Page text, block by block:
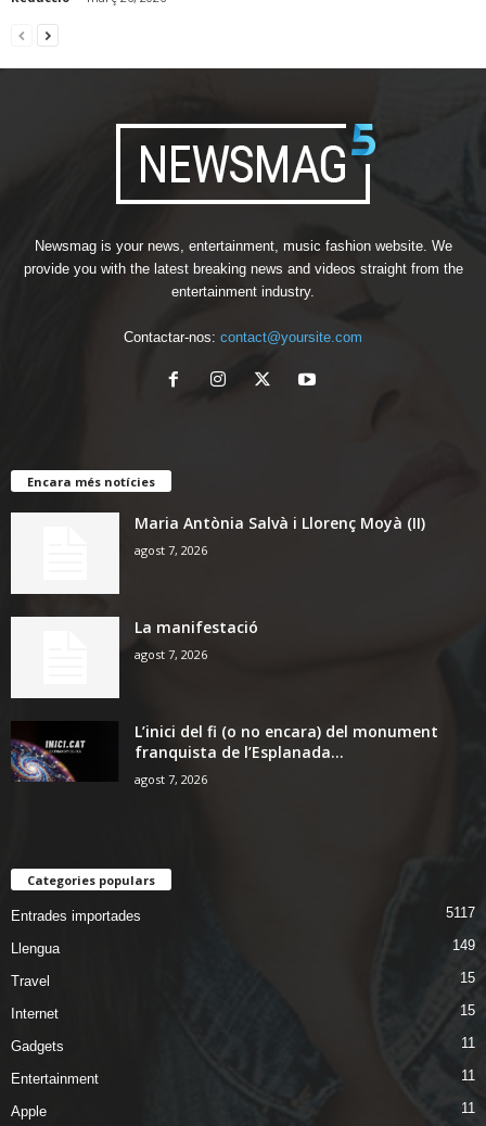
Newsmag is your news, entertainment, music fashion website. We
provide you with the latest breaking news and videos straight from the
entertainment industry.
Contactar-nos: contact@yoursite.com
Encara més notícies
Maria Antònia Salvà i Llorenç Moyà (II)
agost 7, 2026
La manifestació
agost 7, 2026
L’inici del fi (o no encara) del monument
franquista de l’Esplanada...
agost 7, 2026
Categories populars
Entrades importades 5117
Llengua 149
Travel 15
Internet 15
Gadgets 11
Entertainment 11
Apple 11